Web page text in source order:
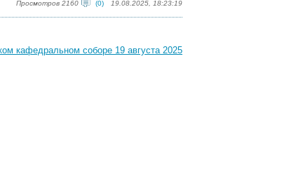
Просмотров 2160 (0) 19.08.2025, 18:23:19
кафедральном соборе 19 августа 2025